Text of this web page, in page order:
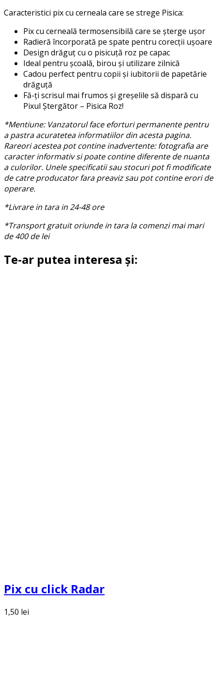
Caracteristici pix cu cerneala care se strege Pisica:
Pix cu cerneală termosensibilă care se șterge ușor
Radieră încorporată pe spate pentru corecții ușoare
Design drăguț cu o pisicuță roz pe capac
Ideal pentru școală, birou și utilizare zilnică
Cadou perfect pentru copii și iubitorii de papetărie
drăguță
Fă-ți scrisul mai frumos și greșelile să dispară cu
Pixul Ștergător – Pisica Roz!
*Mentiune: Vanzatorul face eforturi permanente pentru
a pastra acuratetea informatiilor din acesta pagina.
Rareori acestea pot contine inadvertente: fotografia are
caracter informativ si poate contine diferente de nuanta
a culorilor. Unele specificatii sau stocuri pot fi modificate
de catre producator fara preaviz sau pot contine erori de
operare.
*Livrare in tara in 24-48 ore
*Transport gratuit oriunde in tara la comenzi mai mari
de 400 de lei
Te-ar putea interesa și:
Pix cu click Radar
1,50 lei